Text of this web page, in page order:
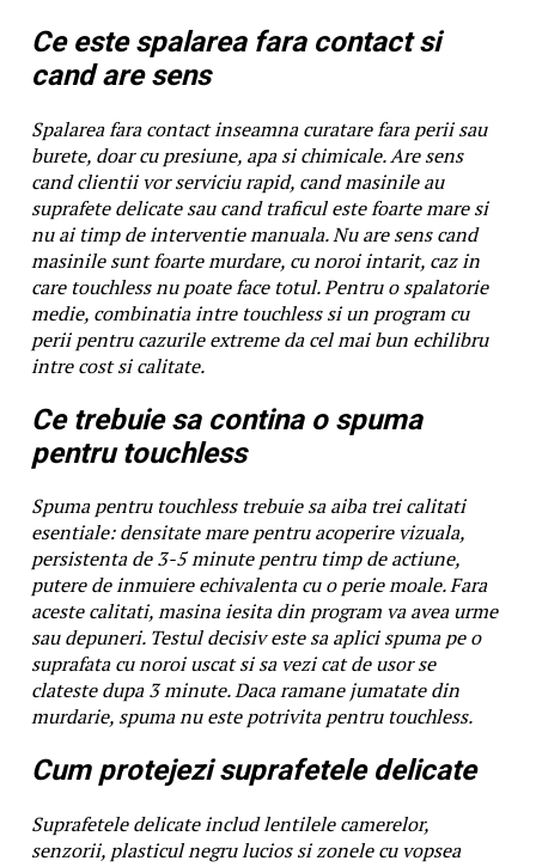
Ce este spalarea fara contact si
cand are sens
Spalarea fara contact inseamna curatare fara perii sau
burete, doar cu presiune, apa si chimicale. Are sens
cand clientii vor serviciu rapid, cand masinile au
suprafete delicate sau cand traficul este foarte mare si
nu ai timp de interventie manuala. Nu are sens cand
masinile sunt foarte murdare, cu noroi intarit, caz in
care touchless nu poate face totul. Pentru o spalatorie
medie, combinatia intre touchless si un program cu
perii pentru cazurile extreme da cel mai bun echilibru
intre cost si calitate.
Ce trebuie sa contina o spuma
pentru touchless
Spuma pentru touchless trebuie sa aiba trei calitati
esentiale: densitate mare pentru acoperire vizuala,
persistenta de 3-5 minute pentru timp de actiune,
putere de inmuiere echivalenta cu o perie moale. Fara
aceste calitati, masina iesita din program va avea urme
sau depuneri. Testul decisiv este sa aplici spuma pe o
suprafata cu noroi uscat si sa vezi cat de usor se
clateste dupa 3 minute. Daca ramane jumatate din
murdarie, spuma nu este potrivita pentru touchless.
Cum protejezi suprafetele delicate
Suprafetele delicate includ lentilele camerelor,
senzorii, plasticul negru lucios si zonele cu vopsea